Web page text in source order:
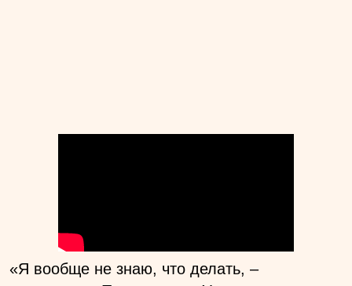
«Я вообще не знаю, что делать, –